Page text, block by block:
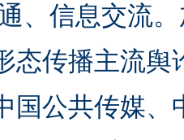
、信息交流
态传播主流
国公共传媒